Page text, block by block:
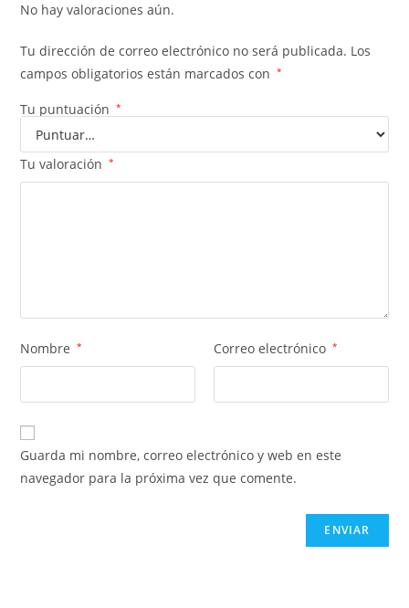
No hay valoraciones aún.
Tu dirección de correo electrónico no será publicada. Los
campos obligatorios están marcados con
*
Tu puntuación *
Tu valoración *
Nombre * Correo electrónico *
Guarda mi nombre, correo electrónico y web en este
navegador para la próxima vez que comente.